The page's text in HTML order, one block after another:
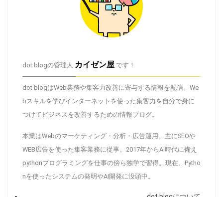
dot blogの管理人 カイゼン屋 です！
dot blogはWeb業務や集客力改善に寄与する情報を配信。We
bスキルを学びインターネットを使った集客力を自分で身に
つけてビジネスを改善するための情報ブログ。
本業はWebのマーケティング・分析・広告運用。主にSEOや
WEB広告を使った集客業務に従事。2017年からAI時代に備え
pythonプログラミングを仕事の傍ら独学で習得。現在、Pytho
nを使ったシステムの発明やAI開発に没頭中。